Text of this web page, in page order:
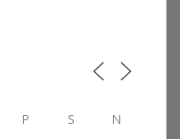
P S N